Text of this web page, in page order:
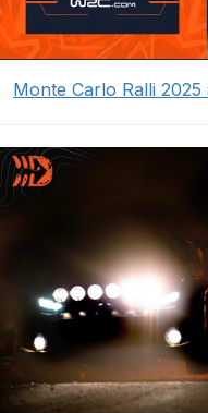
Monte Carlo Ralli